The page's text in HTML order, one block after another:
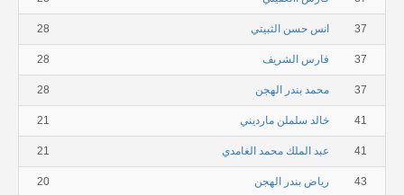
37 انس حسن الثبيتي 28
37 فارس الشريف 28
37 محمد بندر الهجن 28
41 خالد سلملن مارديني 21
41 عبد الملك محمد الغامدي 21
43 رياض بندر الهجن 20